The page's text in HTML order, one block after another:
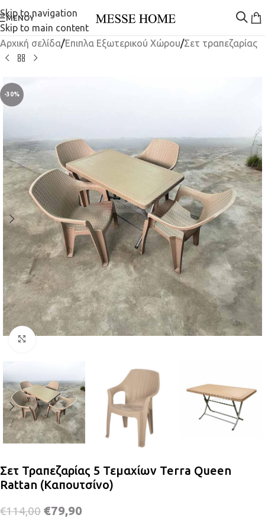
Skip to navigation
Skip to main content
ΜΕΝΟΎ
Αρχική σελίδα/Έπιπλα Εξωτερικού Χώρου/Σετ τραπεζαρίας
-30%
Κλικ για μεγέθυνση
Σετ Τραπεζαρίας 5 Τεμαχίων Terra Queen
Rattan (Καπουτσίνο)
€114,00 €79,90